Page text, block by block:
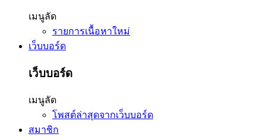
เมนูลัด
รายการเนื้อหาใหม่
เว็บบอร์ด
เว็บบอร์ด
เมนูลัด
โพสต์ล่าสุดจากเว็บบอร์ด
สมาชิก